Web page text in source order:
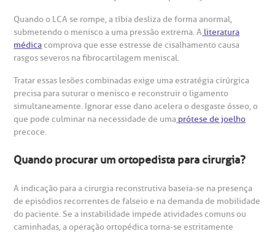
Quando o LCA se rompe, a tíbia desliza de forma anormal,
submetendo o menisco a uma pressão extrema. A literatura
médicacomprova que esse estresse de cisalhamento causa
rasgos severos na fibrocartilagem meniscal.
Tratar essas lesões combinadas exige uma estratégia cirúrgica
precisa para suturar o menisco e reconstruir o ligamento
simultaneamente. Ignorar esse dano acelera o desgaste ósseo, o
que pode culminar na necessidade de uma prótese de joelho
precoce.
Quando procurar um ortopedista para cirurgia?
A indicação para a cirurgia reconstrutiva baseia-se na presença
de episódios recorrentes de falseio e na demanda de mobilidade
do paciente. Se a instabilidade impede atividades comuns ou
caminhadas, a operação ortopédica torna-se estritamente